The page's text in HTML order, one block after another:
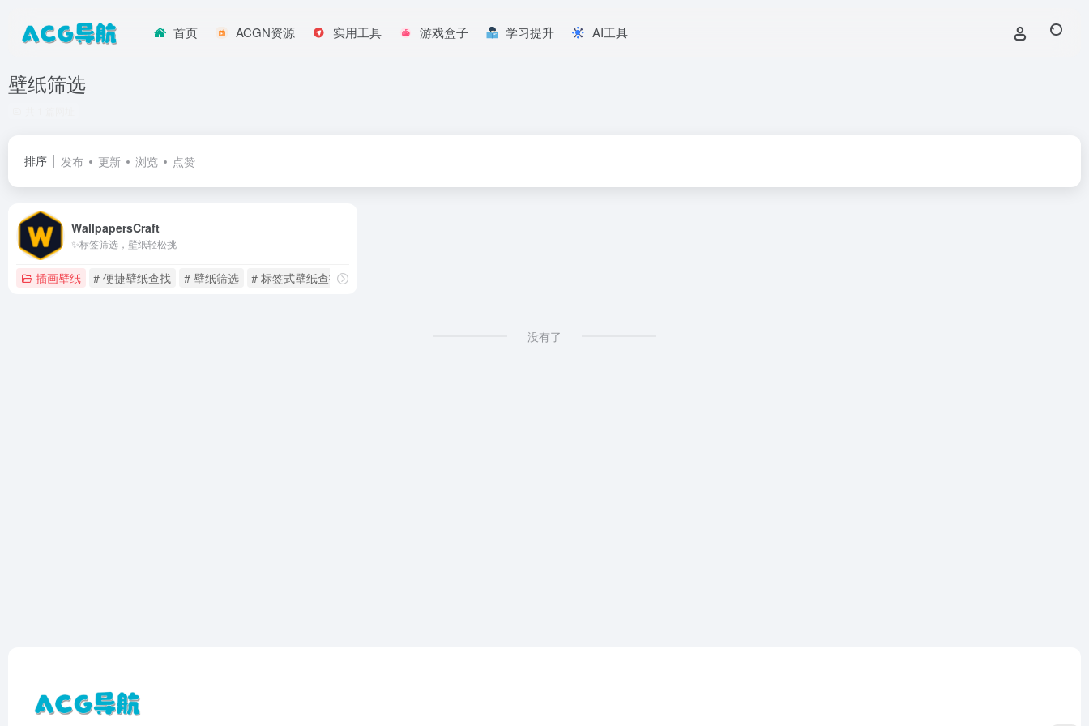
首页 ACGN资源 实用工具 游戏盒子 学习提升 AI工具
壁纸筛选
排序 发布 更新 浏览 点赞
WallpapersCraft
✨标签筛选，壁纸轻松挑
插画壁纸 # 便捷壁纸查找 # 壁纸筛选 # 标签式壁纸查找
没有了